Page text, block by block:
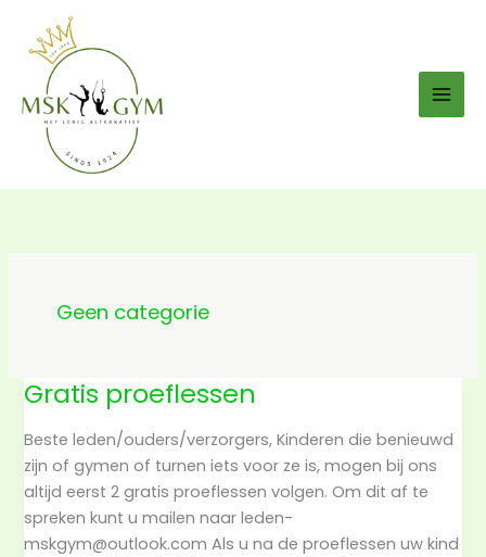
inhoud
Geen categorie
Gratis proeflessen
Beste leden/ouders/verzorgers, Kinderen die benieuwd
zijn of gymen of turnen iets voor ze is, mogen bij ons
altijd eerst 2 gratis proeflessen volgen. Om dit af te
spreken kunt u mailen naar leden-
mskgym@outlook.com Als u na de proeflessen uw kind